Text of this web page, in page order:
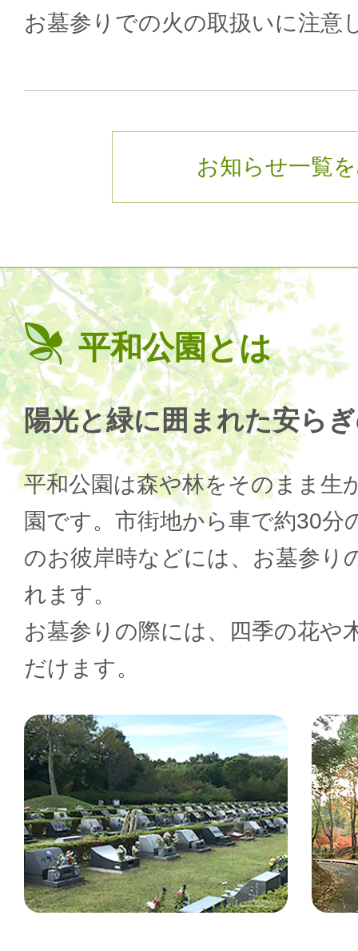
お墓参りでの火の取扱いに注意
お知らせ一覧
平和公園とは
陽光と緑に囲まれた安ら
平和公園は森や林をそのまま生
園です。市街地から車で約30分
のお彼岸時などには、お墓参り
れます。
お墓参りの際には、四季の花や
だけます。